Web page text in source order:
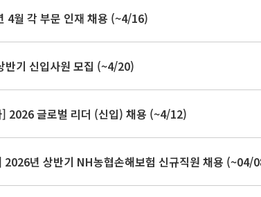
4월 각 부문 인재 채용 (~4/16)
기 신입사원 모집 (~4/20)
2026 글로벌 리더 (신입) 채용 (~4/12)